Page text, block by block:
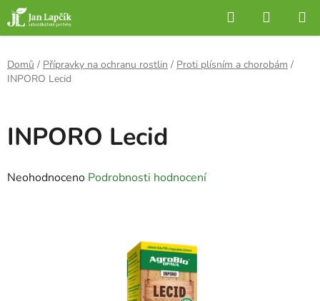
Přejít
na
obsah
Hledat
KOŠÍK
Domů / Přípravky na ochranu rostlin / Proti plísním a chorobám /
INPORO Lecid
INPORO Lecid
Průměrné
Neohodnoceno Podrobnosti hodnocení